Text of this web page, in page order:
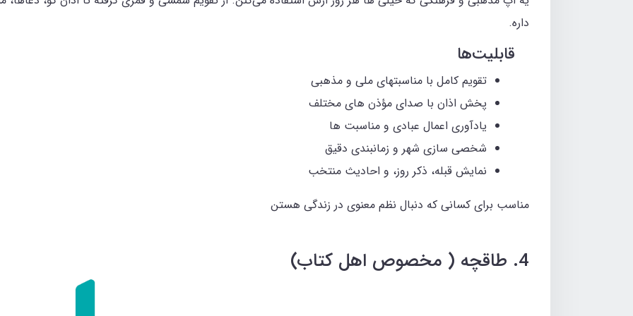
داره.
قابلیت‌ها
تقویم کامل با مناسبتهای ملی و مذهبی
پخش اذان با صدای مؤذن های مختلف
یادآوری اعمال عبادی و مناسبت ها
شخصی‌ سازی شهر و زمانبندی دقیق
نمایش قبله، ذکر روز، و احادیث منتخب
مناسب برای کسانی که دنبال نظم معنوی در زندگی هستن
4. طاقچه ( مخصوص اهل کتاب)